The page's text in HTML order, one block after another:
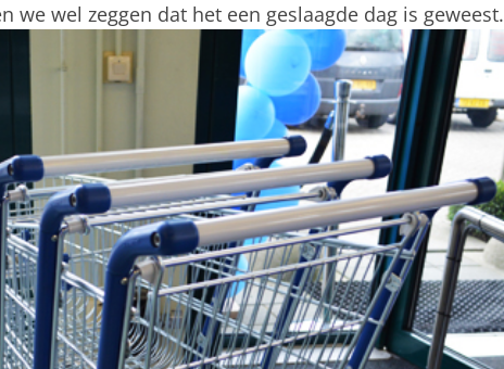
we wel zeggen dat het een geslaagde dag is geweest.